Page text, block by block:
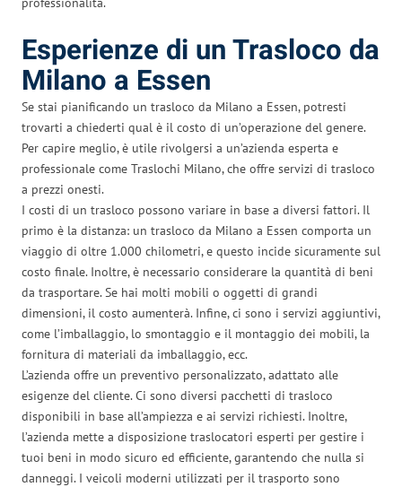
Esperienze di un Trasloco da
Milano a Essen
Se stai pianificando un trasloco da Milano a Essen, potresti
trovarti a chiederti qual è il costo di un’operazione del genere.
Per capire meglio, è utile rivolgersi a un’azienda esperta e
professionale come Traslochi Milano, che offre servizi di trasloco
a prezzi onesti.
I costi di un trasloco possono variare in base a diversi fattori. Il
primo è la distanza: un trasloco da Milano a Essen comporta un
viaggio di oltre 1.000 chilometri, e questo incide sicuramente sul
costo finale. Inoltre, è necessario considerare la quantità di beni
da trasportare. Se hai molti mobili o oggetti di grandi
dimensioni, il costo aumenterà. Infine, ci sono i servizi aggiuntivi,
come l’imballaggio, lo smontaggio e il montaggio dei mobili, la
fornitura di materiali da imballaggio, ecc.
L’azienda offre un preventivo personalizzato, adattato alle
esigenze del cliente. Ci sono diversi pacchetti di trasloco
disponibili in base all’ampiezza e ai servizi richiesti. Inoltre,
l’azienda mette a disposizione traslocatori esperti per gestire i
tuoi beni in modo sicuro ed efficiente, garantendo che nulla si
danneggi. I veicoli moderni utilizzati per il trasporto sono